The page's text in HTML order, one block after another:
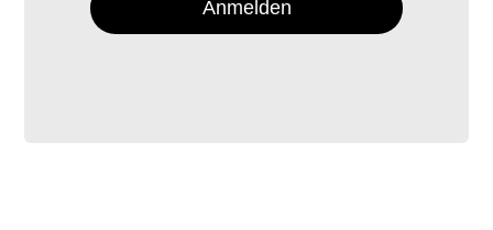
Anmelden